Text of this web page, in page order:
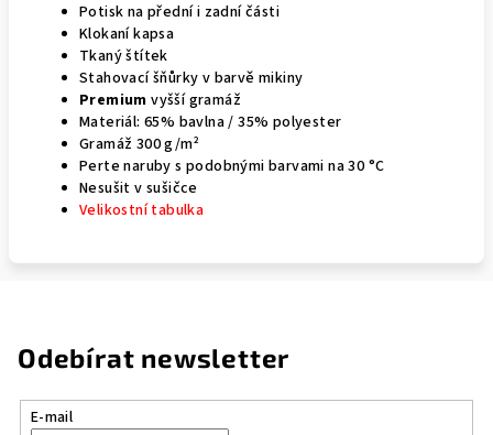
Potisk na přední i zadní části
Klokaní kapsa
Tkaný štítek
Stahovací šňůrky v barvě mikiny
Premium vyšší gramáž
Materiál: 65% bavlna / 35% polyester
Gramáž 300 g/m²
Perte naruby s podobnými barvami na30 °C
Nesušit v sušičce
Velikostní tabulka
Odebírat newsletter
E-mail